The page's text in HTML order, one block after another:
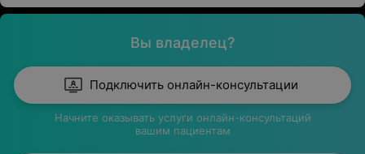
Вы владелец?
Подключить онлайн-консультации
Начните оказывать услуги онлайн-консультаций
вашим пациентам